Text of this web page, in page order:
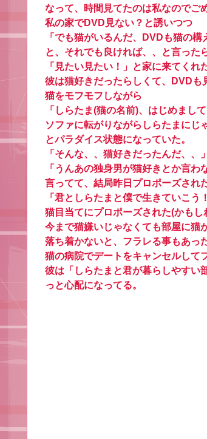
なって、時間見てたのは私なのでご
私の家でDVD見ない？と誘いつつ
「でも猫がいるんだ、DVDも猫の
と、それでも良ければ、、と言った
「見たい見たい！」と家に来てくれ
彼は猫好きだったらしくて、DVDも
猫をモフモフしながら
「しらたま(猫の名前)、はじめまし
ソファに転がりながらしらたまにじ
とパラダイス状態になっていた。
「そんな、、猫好きだったんだ、、
「うんあの独身男が猫好きとか言
言ってて、結局昨日プロポーズされ
「君としらたまと僕で生きていこ
猫目当てにプロポーズされた(かもし
今まで猫嫌いじゃなくても部屋に猫
落ち着かないと、フラレる事もあっ
猫の病院でデートをキャンセルして
彼は「しらたまと君が暮らしやすい
っと心配になってる。